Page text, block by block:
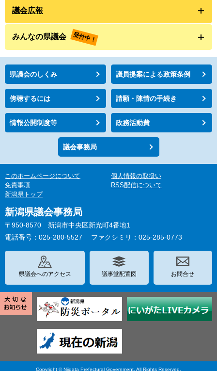
議会広報
みんなの県議会 受付中！
県議会のしくみ 議員提案による政策条例
傍聴するには 請願・陳情の手続き
情報公開制度等 政務活動費
議会事務局
このホームページについて
個人情報の取扱い
免責事項
RSS配信について
新潟県トップ
新潟県議会事務局
〒950-8570 新潟市中央区新光町4番地1
電話番号：025-280-5527
ファクシミリ：025-285-0773
県議会へのアクセス 議事堂配置図 お問合せ
Copyright © Niigata Prefectural Government. All Rights Reserved.